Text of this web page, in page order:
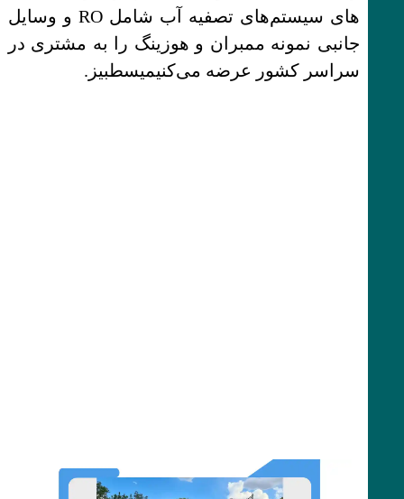
های سیستم‌های تصفیه آب شامل RO و وسایل
جانبی نمونه ممبران و هوزینگ را به مشتری در
سراسر کشور عرضه می‌کنیمیسطبیز.